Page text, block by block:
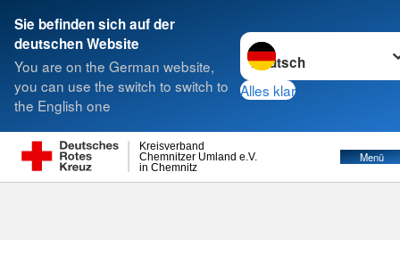
Sie befinden sich auf der
deutschen Website
You are on the German website,
you can use the switch to switch to
the English one
Sprache wechseln zu
Alles klar
in Chemnitz
Chemnitzer Umland e.V.
Kreisverband
Menü
Suche